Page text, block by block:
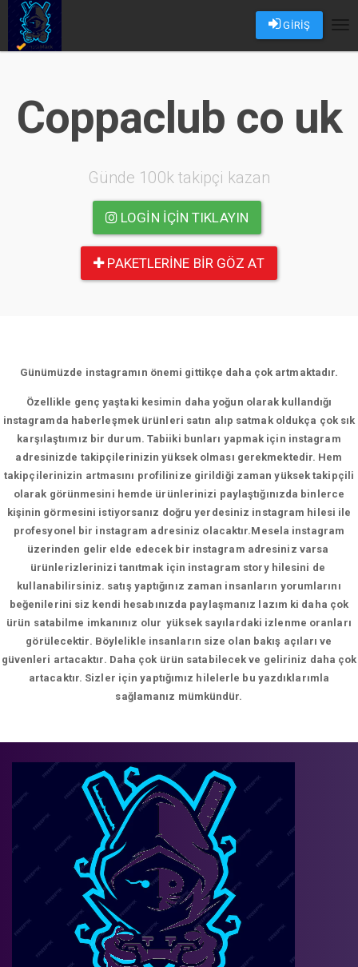
GİRİŞ
Coppaclub co uk
Günde 100k takipçi kazan
LOGIN IÇIN TIKLAYIN
PAKETLERINE BIR GÖZ AT
Günümüzde instagramın önemi gittikçe daha çok artmaktadır.
Özellikle genç yaştaki kesimin daha yoğun olarak kullandığı
instagramda haberleşmek ürünleri satın alıp satmak oldukça çok sık
karşılaştıımız bir durum. Tabiiki bunları yapmak için instagram
adresinizde takipçilerinizin yüksek olması gerekmektedir. Hem
takipçilerinizin artmasını profilinize girildiği zaman yüksek takipçili
olarak görünmesini hemde ürünlerinizi paylaştığınızda binlerce
kişinin görmesini istiyorsanız doğru yerdesiniz instagram hilesi ile
profesyonel bir instagram adresiniz olacaktır.Mesela instagram
üzerinden gelir elde edecek bir instagram adresiniz varsa
ürünlerizlerinizi tanıtmak için instagram story hilesini de
kullanabilirsiniz. satış yaptığınız zaman insanların yorumlarını
beğenilerini siz kendi hesabınızda paylaşmanız lazım ki daha çok
ürün satabilme imkanınız olur yüksek sayılardaki izlenme oranları
görülecektir. Böylelikle insanların size olan bakış açıları ve
güvenleri artacaktır. Daha çok ürün satabilecek ve geliriniz daha çok
artacaktır. Sizler için yaptığımız hilelerle bu yazdıklarımla
sağlamanız mümkündür.